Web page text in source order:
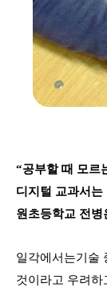
“공부할 때 모르
디지털 교과서
원초등학교 전병
일각에서는기술
것이라고 우려